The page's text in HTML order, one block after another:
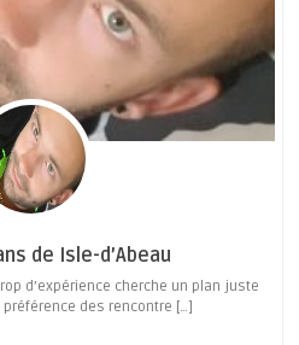
de Isle-d’Abeau
d’expérience cherche un plan juste
préférence des rencontre […]